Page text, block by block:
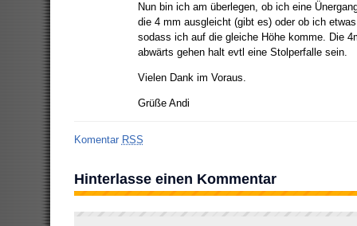
Nun bin ich am überlegen, ob ich eine
die 4 mm ausgleicht (gibt es) oder ob ich
sodass ich auf die gleiche Höhe komme. Die
abwärts gehen halt evtl eine Stolperfalle sein.
Vielen Dank im Voraus.
Grüße Andi
Komentar RSS
Hinterlasse einen Kommentar